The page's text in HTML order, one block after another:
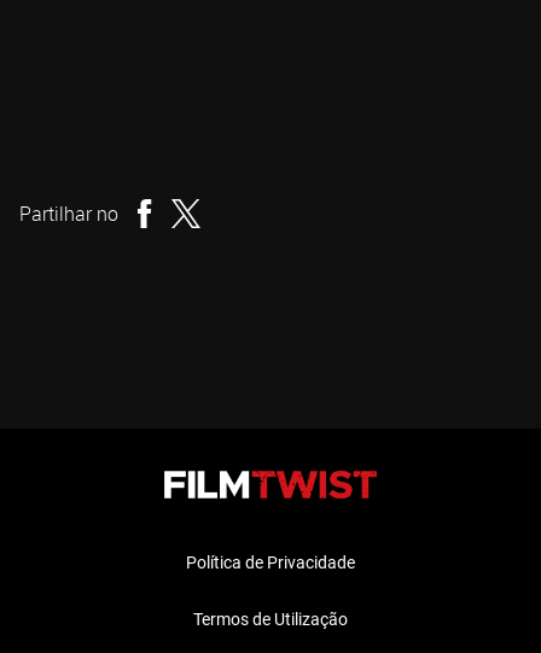
Partilhar no
Política de Privacidade
Termos de Utilização